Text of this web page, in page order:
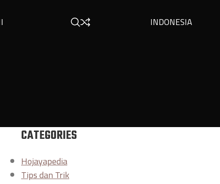
INDONESIA
CATEGORIES
Hojayapedia
Tips dan Trik